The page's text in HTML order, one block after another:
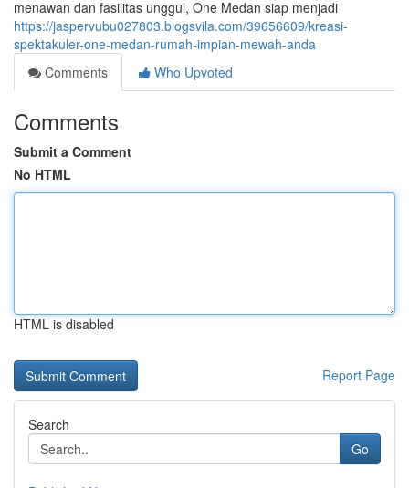
menawan dan fasilitas unggul, One Medan siap menjadi
https://jaspervubu027803.blogsvila.com/39656609/kreasi-
spektakuler-one-medan-rumah-impian-mewah-anda
Comments
Who Upvoted
Comments
Submit a Comment
No HTML
HTML is disabled
Report Page
Search
Go